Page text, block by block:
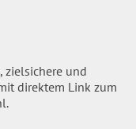
zielsichere und
direktem Link zum